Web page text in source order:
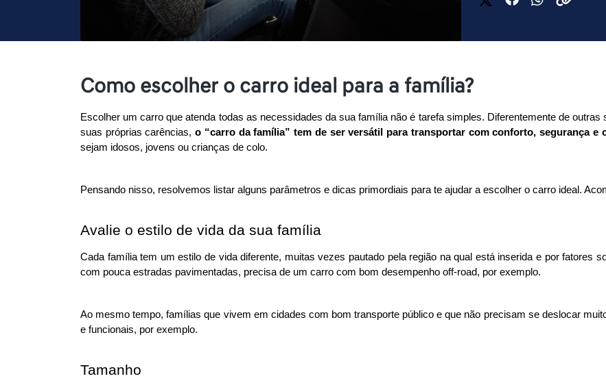
Como escolher o carro ideal para a família?
Escolher um carro que atenda todas as necessidades da sua família não é tarefa simples. Diferentemente de
suas próprias carências, o “carro da família” tem de ser versátil para transportar com conforto, segurança e
sejam idosos, jovens ou crianças de colo.
Pensando nisso, resolvemos listar alguns parâmetros e dicas primordiais para te ajudar a escolher o carro ideal.
Avalie o estilo de vida da sua família
Cada família tem um estilo de vida diferente, muitas vezes pautado pela região na qual está inserida e por fatores
com pouca estradas pavimentadas, precisa de um carro com bom desempenho off-road, por exemplo.
Ao mesmo tempo, famílias que vivem em cidades com bom transporte público e que não precisam se deslocar
e funcionais, por exemplo.
Tamanho